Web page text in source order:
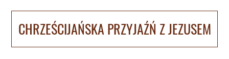
CHRZEŚCIJAŃSKA PRZYJAŹŃ Z JEZUSEM